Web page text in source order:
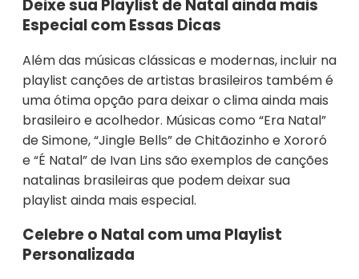
Deixe sua Playlist de Natal ainda mais
Especial com Essas Dicas
Além das músicas clássicas e modernas, incluir na
playlist canções de artistas brasileiros também é
uma ótima opção para deixar o clima ainda mais
brasileiro e acolhedor. Músicas como “Era Natal”
de Simone, “Jingle Bells” de Chitãozinho e Xororó
e “É Natal” de Ivan Lins são exemplos de canções
natalinas brasileiras que podem deixar sua
playlist ainda mais especial.
Celebre o Natal com uma Playlist
Personalizada